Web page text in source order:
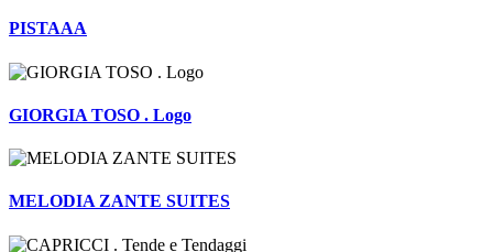
PISTAAA
GIORGIA TOSO . Logo
MELODIA ZANTE SUITES